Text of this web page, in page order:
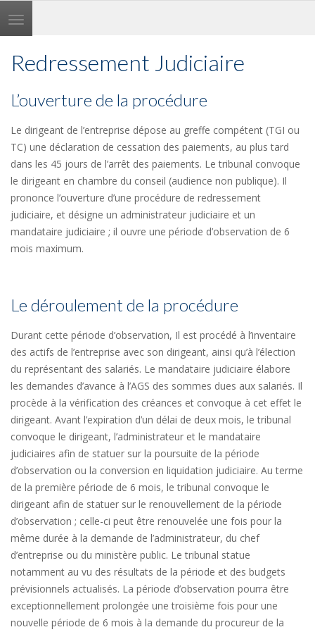
Toggle
navigation
Redressement Judiciaire
L’ouverture de la procédure
Le dirigeant de l’entreprise dépose au greffe compétent (TGI ou
TC) une déclaration de cessation des paiements, au plus tard
dans les 45 jours de l’arrêt des paiements. Le tribunal convoque
le dirigeant en chambre du conseil (audience non publique). Il
prononce l’ouverture d’une procédure de redressement
judiciaire, et désigne un administrateur judiciaire et un
mandataire judiciaire ; il ouvre une période d’observation de 6
mois maximum.
Le déroulement de la procédure
Durant cette période d’observation, Il est procédé à l’inventaire
des actifs de l’entreprise avec son dirigeant, ainsi qu’à l’élection
du représentant des salariés. Le mandataire judiciaire élabore
les demandes d’avance à l’AGS des sommes dues aux salariés. Il
procède à la vérification des créances et convoque à cet effet le
dirigeant. Avant l’expiration d’un délai de deux mois, le tribunal
convoque le dirigeant, l’administrateur et le mandataire
judiciaires afin de statuer sur la poursuite de la période
d’observation ou la conversion en liquidation judiciaire. Au terme
de la première période de 6 mois, le tribunal convoque le
dirigeant afin de statuer sur le renouvellement de la période
d’observation ; celle-ci peut être renouvelée une fois pour la
même durée à la demande de l’administrateur, du chef
d’entreprise ou du ministère public. Le tribunal statue
notamment au vu des résultats de la période et des budgets
prévisionnels actualisés. La période d’observation pourra être
exceptionnellement prolongée une troisième fois pour une
nouvelle période de 6 mois à la demande du procureur de la